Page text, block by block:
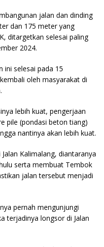
jalan dan dinding
dan 175 meter yang
ditargetkan selesai paling
2024.
ini selesai pada 15
oleh masyarakat di
lebih kuat, pengerjaan
pile (pondasi beton tiang)
nantinya akan lebih kuat.
Kalimalang, diantaranya
serta membuat Tembok
jalan tersebut menjadi
pernah mengunjungi
terjadinya longsor di Jalan